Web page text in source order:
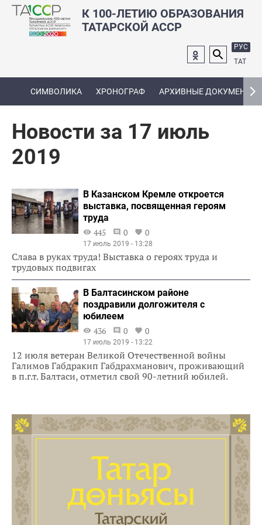
К 100-ЛЕТИЮ ОБРАЗОВАНИЯ
ТАТАРСКОЙ АССР
РУС
ТАТ
СИМВОЛИКА ХРОНОГРАФ АРХИВНЫЕ ДОКУМЕНТЫ
Новости за 17 июль
2019
В Казанском Кремле откроется
выставка, посвященная героям
труда
445
0 0
17 июль 2019 - 13:28
Слава в руках труда! Выставка о героях труда и
трудовых подвигах
В Балтасинском районе
поздравили долгожителя с
юбилеем
436
0 0
17 июль 2019 - 13:22
12 июля ветеран Великой Отечественной войны
Галимов Габдракип Габдрахманович, проживающий
в п.г.т. Балтаси, отметил свой 90-летний юбилей.